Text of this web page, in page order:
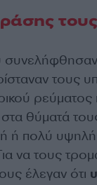
τους
τους
ρεύματος
θύματά
ή πολύ
να τους
έλεγαν ότι